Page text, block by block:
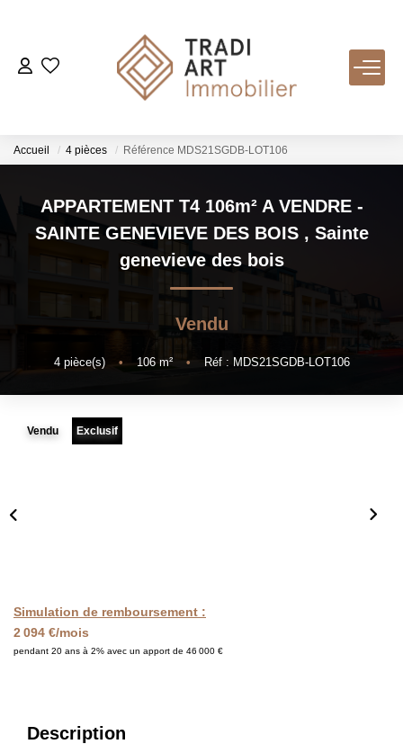
ACHETER
LOUER
VENDRE
Estimer
Biens Vendus
Accueil 4 pièces Référence MDS21SGDB-LOT106
APPARTEMENT T4 106m² A VENDRE -
SAINTE GENEVIEVE DES BOIS , Sainte
genevieve des bois
Vendu
4pièce(s) • 106m² • Réf : MDS21SGDB-LOT106
Vendu Exclusif
Simulation de remboursement :
2 094 €/mois
pendant 20 ans à 2% avec un apport de 46 000 €
Description